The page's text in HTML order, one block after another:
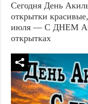
Сегодня День
открытки
июля — С ДНЕМ
открытках